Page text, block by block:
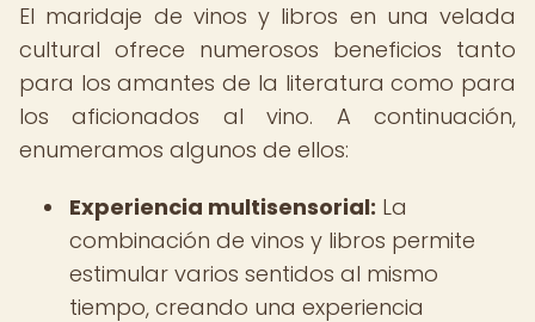
El maridaje de vinos y libros en una velada
cultural ofrece numerosos beneficios tanto
para los amantes de la literatura como para
los aficionados al vino. A continuación,
enumeramos algunos de ellos:
Experiencia multisensorial: La
combinación de vinos y libros permite
estimular varios sentidos al mismo
tiempo, creando una experiencia